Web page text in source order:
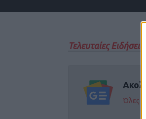
Τελευταίες Ειδήσεις
Όλες